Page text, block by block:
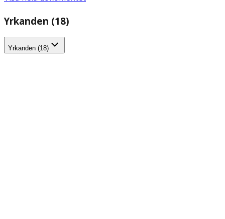
Yrkanden (18)
Yrkanden (18)